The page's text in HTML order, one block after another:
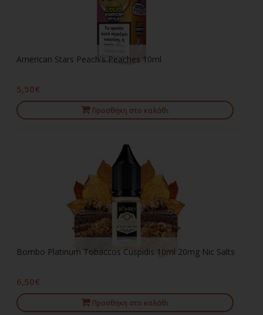
American Stars Peach's Peaches 10ml
5,50€
Προσθήκη στο καλάθι
Bombo Platinum Tobaccos Cuspidis 10ml 20mg Nic Salts
6,50€
Προσθήκη στο καλάθι